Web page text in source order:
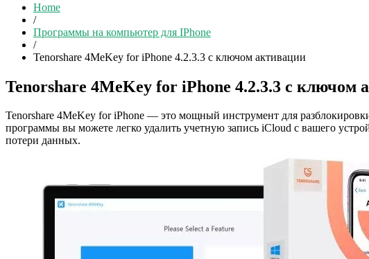
Home
/
Программы на компьютер для IPhone
/
Tenorshare 4MeKey for iPhone 4.2.3.3 с ключом активации
Tenorshare 4MeKey for iPhone 4.2.3.3 с ключом
Tenorshare 4MeKey for iPhone — это мощный инструмент для
программы вы можете легко удалить учетную запись iCloud с вашего
потери данных.